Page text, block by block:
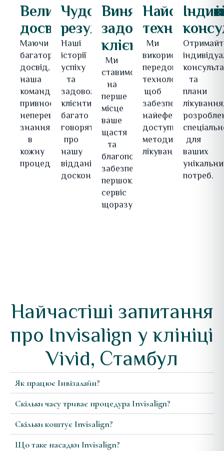
Величезний
досвід
Маючи
багаторічний
досвід,
наша
команда
привносить
неперевершені
знання
в
кожну
процедуру.
Чудові
результати
Наші
історії
успіху
та
задоволені
клієнти
багато
говорять
про
нашу
відданість
досконалості.
Виняткова
задоволеність
клієнтів
Ми
ставимо
на
перше
місце
ваше
щастя
та
благополуччя,
забезпечуючи
першокласний
сервіс
щоразу.
технології
Ми
використовуємо
передові
технології,
щоб
забезпечити
найефективніші
доступні
методи
лікування.
та
плани
для
ваших
потреб.
Найчастіші запитання
про Invisalign у клініці
Vivid, Стамбул
Як працює Інвізалайн?
Скільки часу триває процедура Invisalign?
Скільки коштує Invisalign?
Що таке насадки Invisalign?